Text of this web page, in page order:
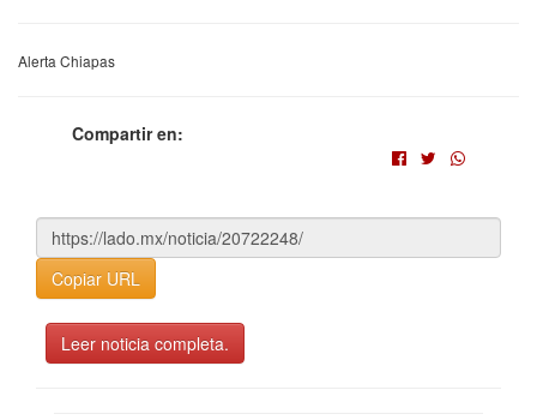
Alerta Chiapas
Compartir en:
Copiar URL
Leer noticia completa.